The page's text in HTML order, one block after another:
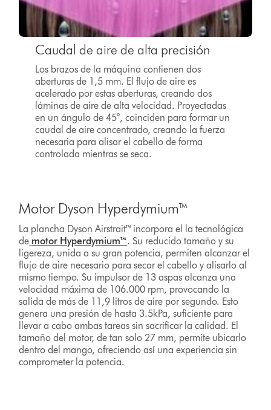
Caudal de aire de alta precisión
Los brazos de la máquina contienen dos
aberturas de 1,5 mm. El flujo de aire es
acelerado por estas aberturas, creando dos
láminas de aire de alta velocidad. Proyectadas
en un ángulo de 45°, coinciden para formar un
caudal de aire concentrado, creando la fuerza
necesaria para alisar el cabello de forma
controlada mientras se seca.
Motor Dyson Hyperdymium™
La plancha Dyson Airstrait™ incorpora el la tecnológica
de motor Hyperdymium™. Su reducido tamaño y su
ligereza, unida a su gran potencia, permiten alcanzar el
flujo de aire necesario para secar el cabello y alisarlo al
mismo tiempo. Su impulsor de 13 aspas alcanza una
velocidad máxima de 106.000 rpm, provocando la
salida de más de 11,9 litros de aire por segundo. Esto
genera una presión de hasta 3.5kPa, suficiente para
llevar a cabo ambas tareas sin sacrificar la calidad. El
tamaño del motor, de tan solo 27 mm, permite ubicarlo
dentro del mango, ofreciendo así una experiencia sin
comprometer la potencia.